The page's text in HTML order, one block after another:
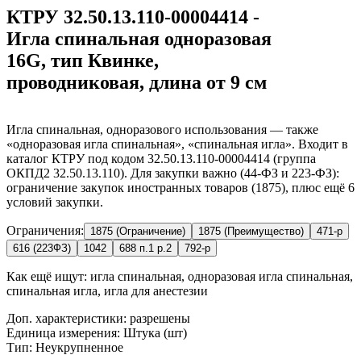
КТРУ 32.50.13.110-00004414 -
Игла спинальная одноразовая
16G, тип Квинке,
проводниковая, длина от 9 см
Игла спинальная, одноразового использования — также
«одноразовая игла спинальная», «спинальная игла». Входит в
каталог КТРУ под кодом 32.50.13.110-00004414 (группа
ОКПД2 32.50.13.110). Для закупки важно (44-ФЗ и 223-ФЗ):
ограничение закупок иностранных товаров (1875), плюс ещё 6
условий закупки.
Ограничения: 1875 (Ограничение) 1875 (Преимущество)
471-р
616 (223ФЗ)
1042 688 п.1 р.2 792-р
Как ещё ищут: игла спинальная, одноразовая игла спинальная,
спинальная игла, игла для анестезии
Доп. характеристики: разрешены
Единица измерения: Штука (шт)
Тип: Неукрупненное